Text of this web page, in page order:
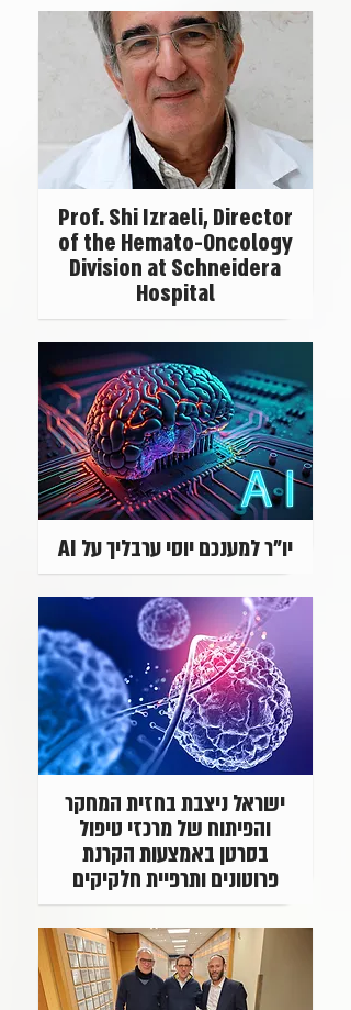
Prof. Shi Izraeli, Director
of the Hemato-Oncology
Division at Schneidera
Hospital
יו"ר למענכם יוסי ערבליך על AI
ישראל ניצבת בחזית המחקר
והפיתוח של מרכזי טיפול
בסרטן באמצעות הקרנת
פרוטונים ותרפיית חלקיקים